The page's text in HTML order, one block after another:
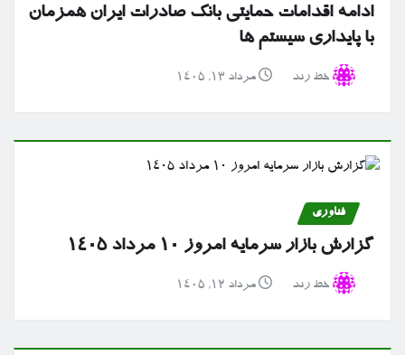
ادامه اقدامات حمایتی بانک صادرات ایران همزمان
با پایداری سیستم ها
خط رند مرداد ۱۳, ۱۴۰۵
فناوری
گزارش بازار سرمایه امروز ۱۰ مرداد ۱۴۰۵
خط رند مرداد ۱۲, ۱۴۰۵